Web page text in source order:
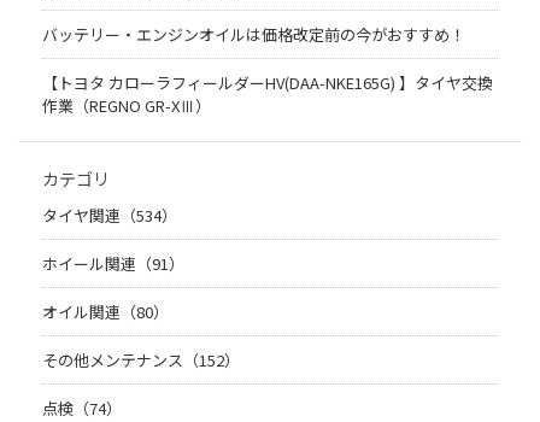
バッテリー・エンジンオイルは価格改定前の今がおすすめ！
【トヨタ カローラフィールダーHV(DAA-NKE165G) 】タイヤ交換
作業（REGNO GR-XⅢ）
カテゴリ
タイヤ関連（534）
ホイール関連（91）
オイル関連（80）
その他メンテナンス（152）
点検（74）